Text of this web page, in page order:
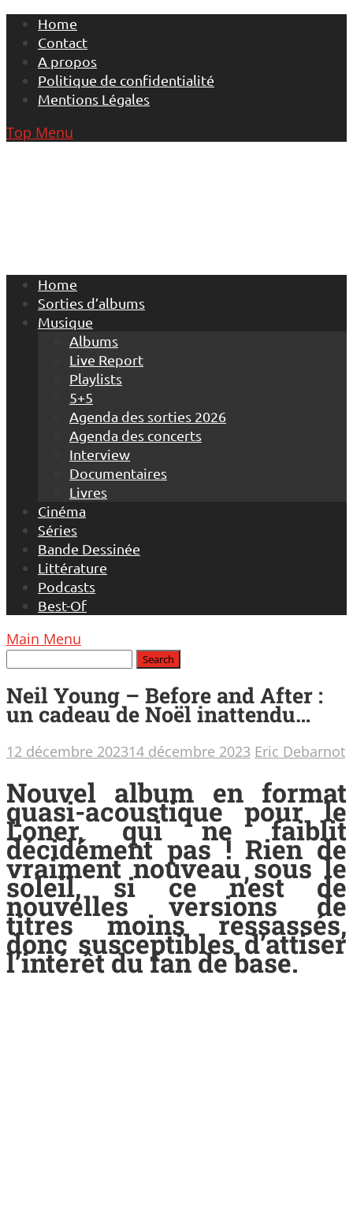
Skip
content
Home
Contact
A propos
Politique de confidentialité
Mentions Légales
Top Menu
Home
Sorties d’albums
Musique
Albums
Live Report
Playlists
5+5
Agenda des sorties 2026
Agenda des concerts
Interview
Documentaires
Livres
Cinéma
Séries
Bande Dessinée
Littérature
Podcasts
Best-Of
Main Menu
Neil Young – Before and After :
un cadeau de Noël inattendu…
12 décembre 202314 décembre 2023 Eric Debarnot
Nouvel album en format
quasi-acoustique pour le
Loner, qui ne faiblit
décidément pas ! Rien de
vraiment nouveau sous le
soleil, si ce n’est de
nouvelles versions de
titres moins ressassés,
donc susceptibles d’attiser
l’intérêt du fan de base.